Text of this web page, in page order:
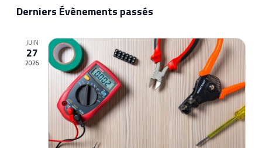
de
vues
la
List
of
events
Photo
View
Derniers Évènements passés
JUIN
27
2026